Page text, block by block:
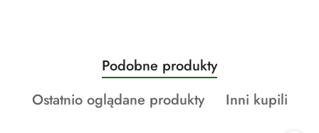
Pomiń karuzelę produktów
Produkty
o
statusie:
Podobne produkty
Produkty
Ostatnio oglądane produkty
Produkty
Inni kupili